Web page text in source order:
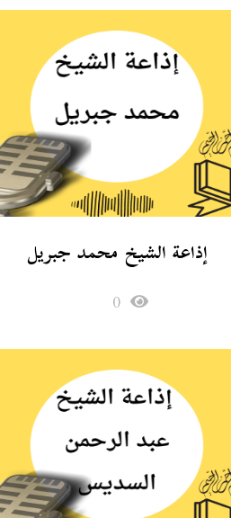
إذاعة الشيخ محمد جبريل